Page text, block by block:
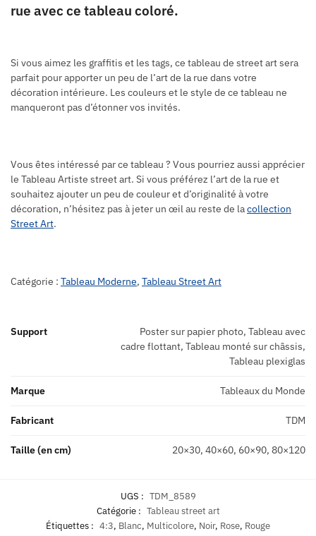
rue avec ce tableau coloré.
Si vous aimez les graffitis et les tags, ce tableau de street art sera
parfait pour apporter un peu de l’art de la rue dans votre
décoration intérieure. Les couleurs et le style de ce tableau ne
manqueront pas d’étonner vos invités.
Vous êtes intéressé par ce tableau ? Vous pourriez aussi apprécier
le Tableau Artiste street art. Si vous préférez l’art de la rue et
souhaitez ajouter un peu de couleur et d’originalité à votre
décoration, n’hésitez pas à jeter un œil au reste de lacollection
Street Art.
Catégorie : Tableau Moderne, Tableau Street Art
Support
Poster sur papier photo, Tableau avec
cadre flottant, Tableau monté sur châssis,
Tableau plexiglas
Marque Tableaux du Monde
Fabricant TDM
Taille (en cm) 20×30, 40×60, 60×90, 80×120
UGS : TDM_8589
Catégorie : Tableau street art
Étiquettes : 4:3, Blanc, Multicolore, Noir, Rose, Rouge